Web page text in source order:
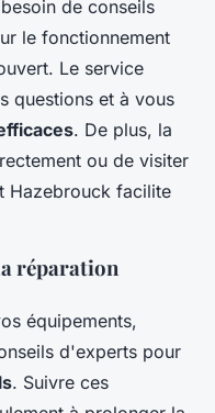
de conseils
le fonctionnement
Le service
questions et à vous
. De plus, la
ou de visiter
Hazebrouck facilite
réparation
équipements,
d'experts pour
. Suivre ces